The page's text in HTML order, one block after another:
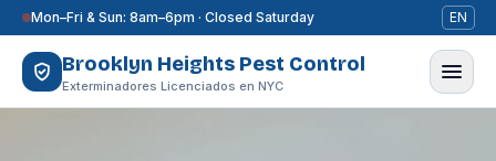
Saltar al contenido
Mon–Fri & Sun: 8am–6pm · Closed Saturday EN
Brooklyn Heights Pest Control
Exterminadores Licenciados en NYC